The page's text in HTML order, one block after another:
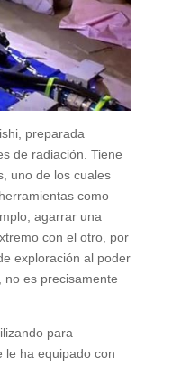
preparada
de radiación. Tiene
uno de los cuales
como
agarrar una
con el otro, por
exploración al poder
no es precisamente
para
le ha equipado con